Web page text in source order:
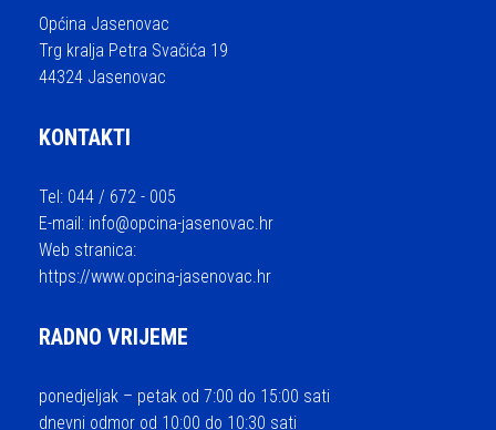
Općina Jasenovac
Trg kralja Petra Svačića 19
44324 Jasenovac
KONTAKTI
Tel: 044 / 672 - 005
E-mail: info@opcina-jasenovac.hr
Web stranica:
https://www.opcina-jasenovac.hr
RADNO VRIJEME
ponedjeljak – petak od 7:00 do 15:00 sati
dnevni odmor od 10:00 do 10:30 sati